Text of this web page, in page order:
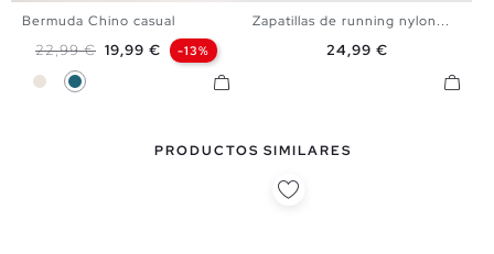
Bermuda Chino casual
Precio base
22,99 € Precio
19,99 € -13%
CrudoAzul Petróleo
39 40 41 42 43
44
45
Zapatillas de running nylon...
Precio
24,99 €
PRODUCTOS SIMILARES